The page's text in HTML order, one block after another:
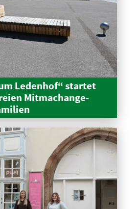
Ledenhof“ startet
Mitma­ch­an­ge­